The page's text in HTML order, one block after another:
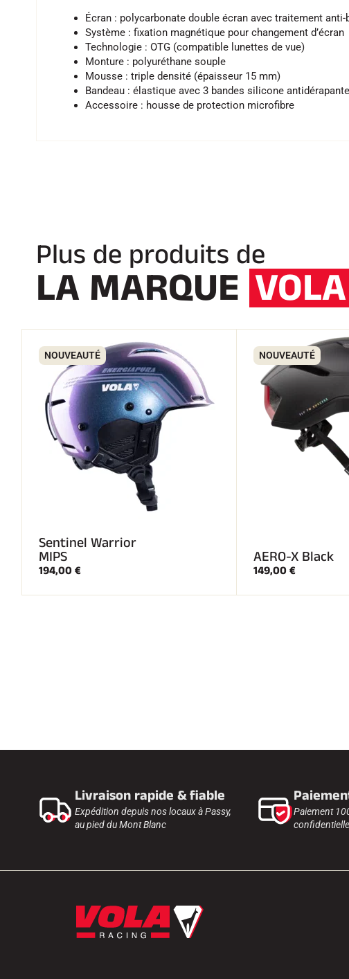
Écran : polycarbonate double écran avec traitement anti-
Système : fixation magnétique pour changement d’écran
Technologie : OTG (compatible lunettes de vue)
Monture : polyuréthane souple
Mousse : triple densité (épaisseur 15 mm)
Bandeau : élastique avec 3 bandes silicone
Accessoire : housse de protection microfibre
Plus de produits de
LA MARQUE VOLA
NOUVEAUTÉ
Sentinel Warrior
MIPS
194,00 €
NOUVEAUTÉ
AERO-X Black
149,00 €
Livraison rapide & fiable
Expédition depuis nos locaux à Passy,
au pied du Mont Blanc
Paiement